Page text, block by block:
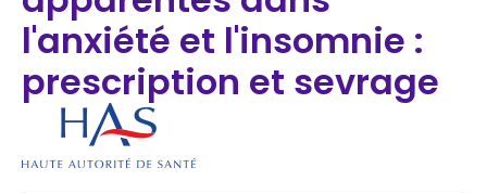
l'anxiété et l'insomnie :
prescription et sevrage